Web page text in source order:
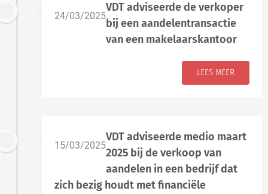
24/03/2025
VDT adviseerde de verkoper
bij een aandelentransactie
van een makelaarskantoor
LEES MEER
15/03/2025
VDT adviseerde medio maart
2025 bij de verkoop van
aandelen in een bedrijf dat
zich bezig houdt met financiële